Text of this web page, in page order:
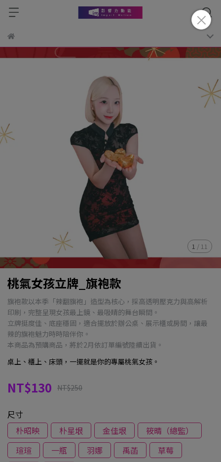
1 / 11
桃氣女孩立牌_旗袍款
旗袍款以本季「辣翻旗袍」造型為核心，採高透明壓克力與高解析
印刷，完整呈現女孩最上鏡、最吸睛的舞台瞬間。
立牌挺度佳、底座穩固，適合擺放於辦公桌、展示櫃或房間，讓最
辣的旗袍魅力時時陪伴你。
本商品為預購商品，將於2月依訂單編號陸續出貨。
桌上、櫃上、床頭，一擺就是你的專屬桃氣女孩。
NT$130 NT$250
尺寸
朴昭映
朴星垠 金佳垠
筱晴（總監）
瑄瑄
一瓶 羽娜 禹菡
草莓